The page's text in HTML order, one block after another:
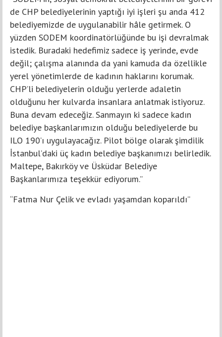
de CHP belediyelerinin yaptığı iyi işleri şu anda 412
belediyemizde de uygulanabilir hâle getirmek. O
yüzden SODEM koordinatörlüğünde bu işi devralmak
istedik. Buradaki hedefimiz sadece iş yerinde, evde
değil; çalışma alanında da yani kamuda da özellikle
yerel yönetimlerde de kadının haklarını korumak.
CHP’li belediyelerin olduğu yerlerde adaletin
olduğunu her kulvarda insanlara anlatmak istiyoruz.
Buna devam edeceğiz. Sanmayın ki sadece kadın
belediye başkanlarımızın olduğu belediyelerde bu
ILO 190’ı uygulayacağız. Pilot bölge olarak şimdilik
İstanbul’daki üç kadın belediye başkanımızı belirledik.
Maltepe, Bakırköy ve Üsküdar Belediye
Başkanlarımıza teşekkür ediyorum.”
“Fatma Nur Çelik ve evladı yaşamdan koparıldı”